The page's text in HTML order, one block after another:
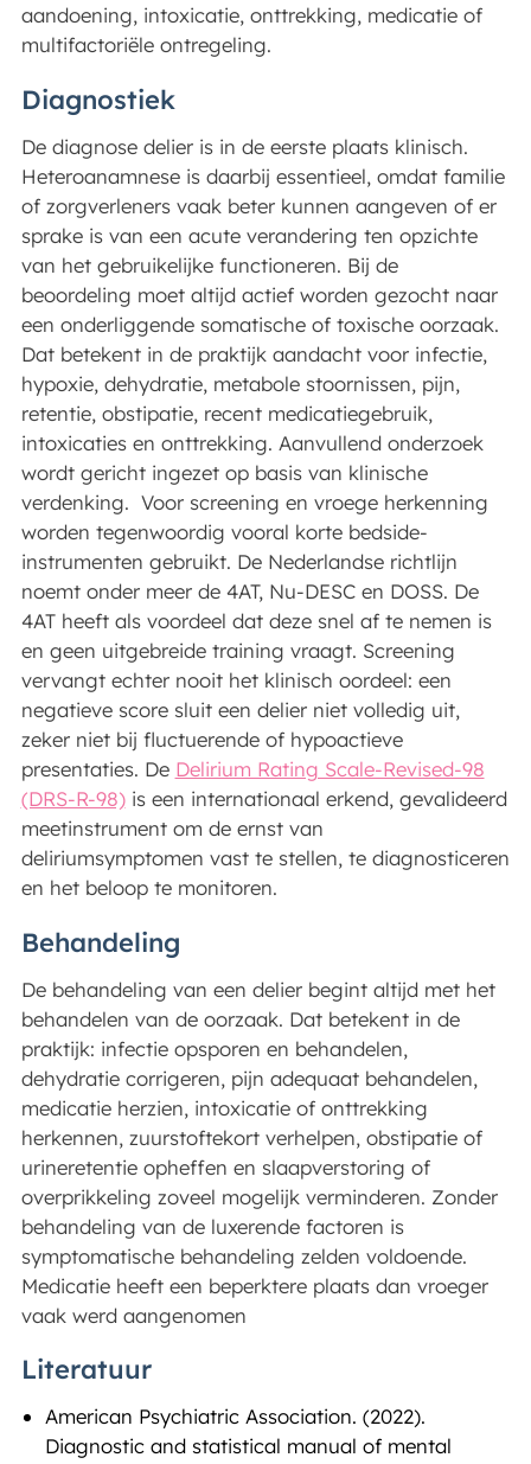
aandoening, intoxicatie, onttrekking, medicatie of
multifactoriële ontregeling.
Diagnostiek
De diagnose delier is in de eerste plaats klinisch.
Heteroanamnese is daarbij essentieel, omdat familie
of zorgverleners vaak beter kunnen aangeven of er
sprake is van een acute verandering ten opzichte
van het gebruikelijke functioneren. Bij de
beoordeling moet altijd actief worden gezocht naar
een onderliggende somatische of toxische oorzaak.
Dat betekent in de praktijk aandacht voor infectie,
hypoxie, dehydratie, metabole stoornissen, pijn,
retentie, obstipatie, recent medicatiegebruik,
intoxicaties en onttrekking. Aanvullend onderzoek
wordt gericht ingezet op basis van klinische
verdenking. Voor screening en vroege herkenning
worden tegenwoordig vooral korte bedside-
instrumenten gebruikt. De Nederlandse richtlijn
noemt onder meer de 4AT, Nu-DESC en DOSS. De
4AT heeft als voordeel dat deze snel af te nemen is
en geen uitgebreide training vraagt. Screening
vervangt echter nooit het klinisch oordeel: een
negatieve score sluit een delier niet volledig uit,
zeker niet bij fluctuerende of hypoactieve
presentaties. De Delirium Rating Scale-Revised-98
(DRS-R-98)is een internationaal erkend, gevalideerd
meetinstrument om de ernst van
deliriumsymptomen vast te stellen, te diagnosticeren
en het beloop te monitoren.
Behandeling
De behandeling van een delier begint altijd met het
behandelen van de oorzaak. Dat betekent in de
praktijk: infectie opsporen en behandelen,
dehydratie corrigeren, pijn adequaat behandelen,
medicatie herzien, intoxicatie of onttrekking
herkennen, zuurstoftekort verhelpen, obstipatie of
urineretentie opheffen en slaapverstoring of
overprikkeling zoveel mogelijk verminderen. Zonder
behandeling van de luxerende factoren is
symptomatische behandeling zelden voldoende.
Medicatie heeft een beperktere plaats dan vroeger
vaak werd aangenomen
Literatuur
American Psychiatric Association. (2022).
Diagnostic and statistical manual of mental